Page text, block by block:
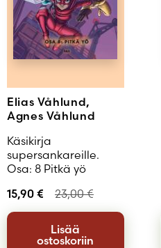
Elias Våhlund,
Agnes Våhlund
Käsikirja
supersankareille.
Osa: 8 Pitkä yö
15,90 € 23,00€
Lisää
ostoskoriin